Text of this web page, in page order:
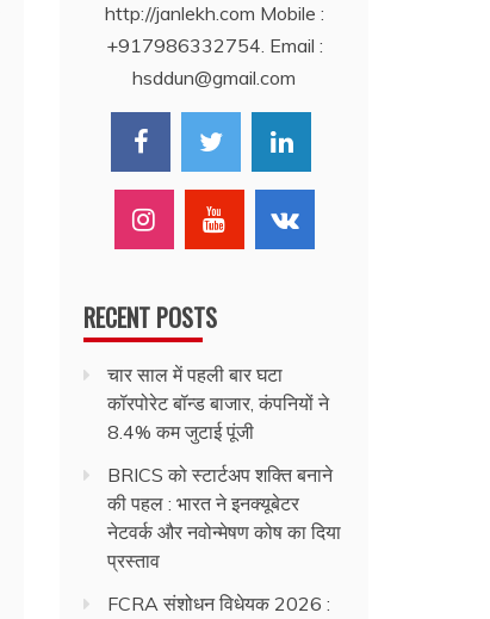
http://janlekh.com Mobile :
+917986332754. Email :
hsddun@gmail.com
RECENT POSTS
चार साल में पहली बार घटा
कॉरपोरेट बॉन्ड बाजार, कंपनियों ने
8.4% कम जुटाई पूंजी
BRICS को स्टार्टअप शक्ति बनाने
की पहल : भारत ने इनक्यूबेटर
नेटवर्क और नवोन्मेषण कोष का दिया
प्रस्ताव
FCRA संशोधन विधेयक 2026 :